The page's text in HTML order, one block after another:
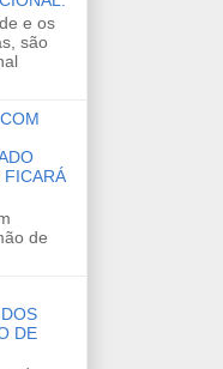
e os
são
FICARÁ
de
DE